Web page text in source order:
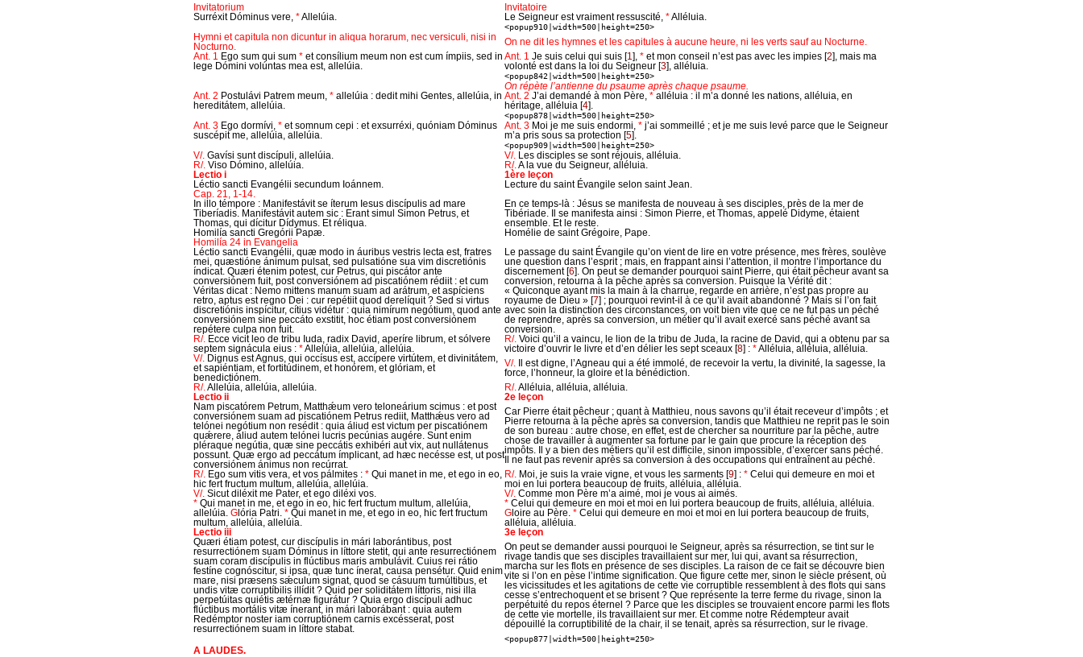
Invitatorium
Invitatoire
Surréxit Dóminus vere, *Allelúia. Le Seigneur est vraiment ressuscité, *Alléluia.
<popup910|width=500|height=250>
Hymni et capitula non dicuntur in aliqua horarum, nec versiculi, nisi in
Nocturno.
On ne dit les hymnes et les capitules à aucune heure, ni les verts sauf au Nocturne.
Ant. 1 Ego sum qui sum * et consílium meum non est cum ímpiis, sed in
lege Dómini volúntas mea est, allelúia.
Ant. 1 Je suis celui qui suis [1], * et mon conseil n’est pas avec les impies [2], mais ma
volonté est dans la loi du Seigneur [3], alléluia.
<popup842|width=500|height=250>
On répète l’antienne du psaume après chaque psaume.
Ant. 2 Postulávi Patrem meum, * allelúia : dedit mihi Gentes, allelúia, in
hereditátem, allelúia.
Ant. 2 J’ai demandé à mon Père, * alléluia : il m’a donné les nations, alléluia, en
héritage, alléluia [4].
<popup878|width=500|height=250>
Ant. 3 Ego dormívi, * et somnum cepi : et exsurréxi, quóniam Dóminus
suscépit me, allelúia, allelúia.
Ant. 3 Moi je me suis endormi, * j’ai sommeillé ; et je me suis levé parce que le Seigneur
m’a pris sous sa protection [5].
<popup909|width=500|height=250>
V/. Gavísi sunt discípuli, allelúia. V/. Les disciples se sont réjouis, alléluia.
R/. Viso Dómino, allelúia. R/.A la vue du Seigneur, alléluia.
Lectio i
1ère leçon
Léctio sancti Evangélii secundum Ioánnem.
Lecture du saint Évangile selon saint Jean.
Cap. 21, 1-14.
In illo témpore : Manifestávit se íterum Iesus discípulis ad mare
Tiberíadis. Manifestávit autem sic : Erant simul Simon Petrus, et
Thomas, qui dícitur Dídymus. Et réliqua.
En ce temps-là : Jésus se manifesta de nouveau à ses disciples, près de la mer de
Tibériade. Il se manifesta ainsi : Simon Pierre, et Thomas, appelé Didyme, étaient
ensemble. Et le reste.
Homilía sancti Gregórii Papæ.
Homélie de saint Grégoire, Pape.
Homilía 24 in Evangelia
Léctio sancti Evangélii, quæ modo in áuribus vestris lecta est, fratres
mei, quæstióne ánimum pulsat, sed pulsatióne sua vim discretiónis
índicat. Quæri étenim potest, cur Petrus, qui piscátor ante
conversiónem fuit, post conversiónem ad piscatiónem rédiit : et cum
Véritas dicat : Nemo mittens manum suam ad arátrum, et aspíciens
retro, aptus est regno Dei : cur repétiit quod derelíquit ? Sed si virtus
discretiónis inspícitur, cítius vidétur : quia nimírum negótium, quod ante
conversiónem sine peccáto exstitit, hoc étiam post conversiónem
repétere culpa non fuit.
Le passage du saint Évangile qu’on vient de lire en votre présence, mes frères, soulève
une question dans l’esprit ; mais, en frappant ainsi l’attention, il montre l’importance du
discernement[6]. On peut se demander pourquoi saint Pierre, qui était pêcheur avant sa
conversion, retourna à la pêche après sa conversion. Puisque la Vérité dit :
« Quiconque ayant mis la main à la charrue, regarde en arrière, n’est pas propre au
royaume de Dieu » [7] ; pourquoi revint-il à ce qu’il avait abandonné ? Mais si l’on fait
avec soin la distinction des circonstances, on voit bien vite que ce ne fut pas un péché
de reprendre, après sa conversion, un métier qu’il avait exercé sans péché avant sa
conversion.
R/. Ecce vicit leo de tribu Iuda, radix David, aperíre librum, et sólvere
septem signácula eius : *Allelúia, allelúia, allelúia.
R/. Voici qu’il a vaincu, le lion de la tribu de Juda, la racine de David, qui a obtenu par sa
victoire d’ouvrir le livre et d’en délier les sept sceaux [8] : *Alléluia, alléluia, alléluia.
V/. Dignus est Agnus, qui occísus est, accípere virtútem, et divinitátem,
et sapiéntiam, et fortitúdinem, et honórem, et glóriam, et
benedictiónem.
V/.
Il est digne, l’Agneau qui a été immolé, de recevoir la vertu, la divinité, la sagesse, la
force, l’honneur, la gloire et la bénédiction.
R/.Allelúia, allelúia, allelúia. R/.Alléluia, alléluia, alléluia.
Lectio ii
2e leçon
Nam piscatórem Petrum, Matthǽum vero teloneárium scimus : et post
conversiónem suam ad piscatiónem Petrus rediit, Matthǽus vero ad
telónei negótium non resédit : quia áliud est victum per piscatiónem
quǽrere, áliud autem telónei lucris pecúnias augére. Sunt enim
pléraque negútia, quæ sine peccátis exhibéri aut vix, aut nullátenus
possunt. Quæ ergo ad peccátum ímplicant, ad hæc necésse est, ut post
conversiónem ánimus non recúrrat.
Car Pierre était pêcheur ; quant à Matthieu, nous savons qu’il était receveur d’impôts ; et
Pierre retourna à la pêche après sa conversion, tandis que Matthieu ne reprit pas le soin
de son bureau : autre chose, en effet, est de chercher sa nourriture par la pêche, autre
chose de travailler à augmenter sa fortune par le gain que procure la réception des
impôts. Il y a bien des métiers qu’il est difficile, sinon impossible, d’exercer sans péché.
Il ne faut pas revenir après sa conversion à des occupations qui entraînent au péché.
R/. Ego sum vitis vera, et vos pálmites : * Qui manet in me, et ego in eo,
hic fert fructum multum, allelúia, allelúia.
R/. Moi, je suis la vraie vigne, et vous les sarments [9] : * Celui qui demeure en moi et
moi en lui portera beaucoup de fruits, alléluia, alléluia.
V/. Sicut diléxit me Pater, et ego diléxi vos. V/. Comme mon Père m’a aimé, moi je vous ai aimés.
* Qui manet in me, et ego in eo, hic fert fructum multum, allelúia,
allelúia. G lória Patri. * Qui manet in me, et ego in eo, hic fert fructum
multum, allelúia, allelúia.
* Celui qui demeure en moi et moi en lui portera beaucoup de fruits, alléluia, alléluia.
G loire au Père. * Celui qui demeure en moi et moi en lui portera beaucoup de fruits,
alléluia, alléluia.
Lectio iii
3e leçon
Quæri étiam potest, cur discípulis in mári laborántibus, post
resurrectiónem suam Dóminus in líttore stetit, qui ante resurrectiónem
suam coram discípulis in flúctibus maris ambulávit. Cuius rei rátio
festíne cognóscitur, si ipsa, quæ tunc ínerat, causa pensétur. Quid enim
mare, nisi præsens sǽculum signat, quod se cásuum tumúltibus, et
undis vitæ corruptíbilis illídit ? Quid per soliditátem líttoris, nisi illa
perpetúitas quiétis ætérnæ figurátur ? Quia ergo discípuli adhuc
flúctibus mortális vitæ ínerant, in mári laborábant : quia autem
Redémptor noster iam corruptiónem carnis excésserat, post
resurrectiónem suam in líttore stabat.
On peut se demander aussi pourquoi le Seigneur, après sa résurrection, se tint sur le
rivage tandis que ses disciples travaillaient sur mer, lui qui, avant sa résurrection,
marcha sur les flots en présence de ses disciples. La raison de ce fait se découvre bien
vite si l’on en pèse l’intime signification. Que figure cette mer, sinon le siècle présent, où
les vicissitudes et les agitations de cette vie corruptible ressemblent à des flots qui sans
cesse s’entrechoquent et se brisent ? Que représente la terre ferme du rivage, sinon la
perpétuité du repos éternel ? Parce que les disciples se trouvaient encore parmi les flots
de cette vie mortelle, ils travaillaient sur mer. Et comme notre Rédempteur avait
dépouillé la corruptibilité de la chair, il se tenait, après sa résurrection, sur le rivage.
<popup877|width=500|height=250>
A LAUDES.